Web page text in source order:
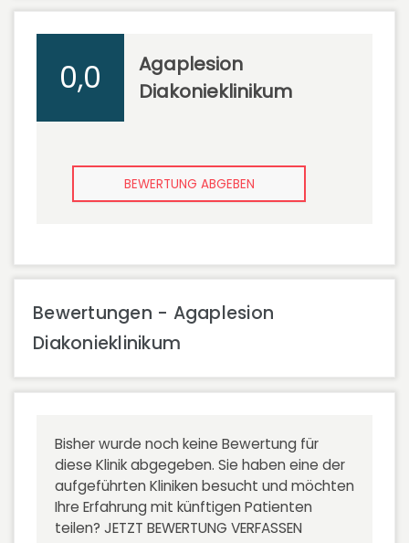
0,0
Agaplesion
Diakonieklinikum
BEWERTUNG ABGEBEN
Bewertungen - Agaplesion
Diakonieklinikum
Bisher wurde noch keine Bewertung für
diese Klinik abgegeben. Sie haben eine der
aufgeführten Kliniken besucht und möchten
Ihre Erfahrung mit künftigen Patienten
teilen? JETZT BEWERTUNG VERFASSEN